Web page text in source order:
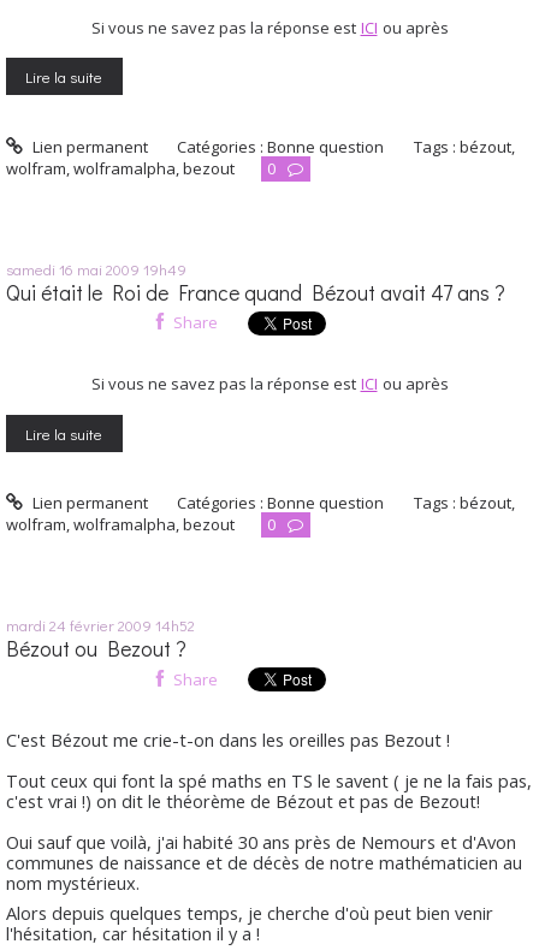
Si vous ne savez pas la réponse est ICI ou après
Lire la suite
Lien permanent Catégories :Bonne question Tags :bézout,
wolfram,wolframalpha,bezout 0
samedi 16 mai 2009 19h49
Qui était le Roi de France quand Bézout avait 47 ans ?
Share
Si vous ne savez pas la réponse est ICI ou après
Lire la suite
Lien permanent Catégories :Bonne question Tags :bézout,
wolfram,wolframalpha,bezout 0
mardi 24 février 2009 14h52
Bézout ou Bezout ?
Share
C'est Bézout me crie-t-on dans les oreilles pas Bezout !
Tout ceux qui font la spé maths en TS le savent ( je ne la fais pas,
c'est vrai !) on dit le théorème de Bézout et pas de Bezout!
Oui sauf que voilà, j'ai habité 30 ans près de Nemours et d'Avon
communes de naissance et de décès de notre mathématicien au
nom mystérieux.
Alors depuis quelques temps, je cherche d'où peut bien venir
l'hésitation, car hésitation il y a !